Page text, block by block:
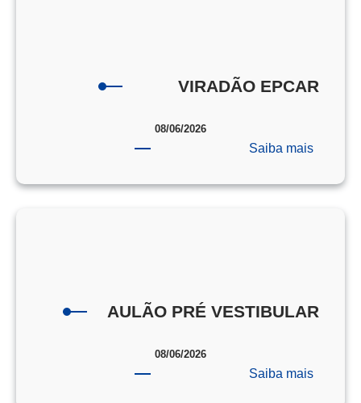
VIRADÃO EPCAR
08/06/2026
Saiba mais:
EPCAR
AULÃO PRÉ VESTIBULAR
08/06/2026
Saiba mais: